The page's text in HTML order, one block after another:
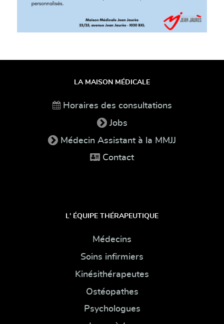
LA MAISON MÉDICALE
Horaires des consultations
Jobs
Médecin Assistant à la MMJJ
Contact
L' ÉQUIPE THÉRAPEUTIQUE
Médecins
Soins infirmiers
Kinésithérapeutes
Ostéopathes
Psychologues